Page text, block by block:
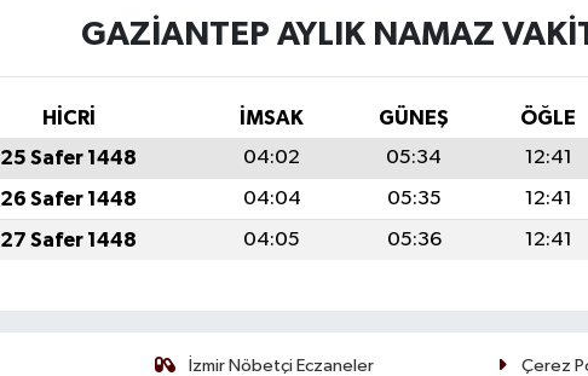
GAZIANTEP AYLIK NAMAZ
HİCRİ İMSAK GÜNEŞ ÖĞLE
25 Safer 1448 04:02 05:34 12:41
26 Safer 1448 04:04 05:35 12:41
27 Safer 1448 04:05 05:36 12:41
İzmir Nöbetçi Eczaneler
Çerez